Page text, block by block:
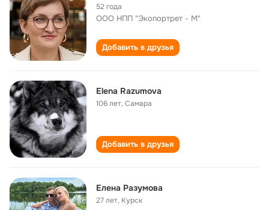
52 года
ООО НПП "Экопортрет - М"
Добавить в друзья
Elena Razumova
106 лет,Самара
Добавить в друзья
Елена Разумова
27 лет, Курск